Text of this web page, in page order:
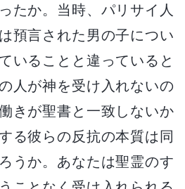
たか。当時、パリサイ人
預言された男の子につい
いることと違っていると
人が神を受け入れないの
きが聖書と一致しないか
る彼らの反抗の本質は同
うか。あなたは聖霊のす